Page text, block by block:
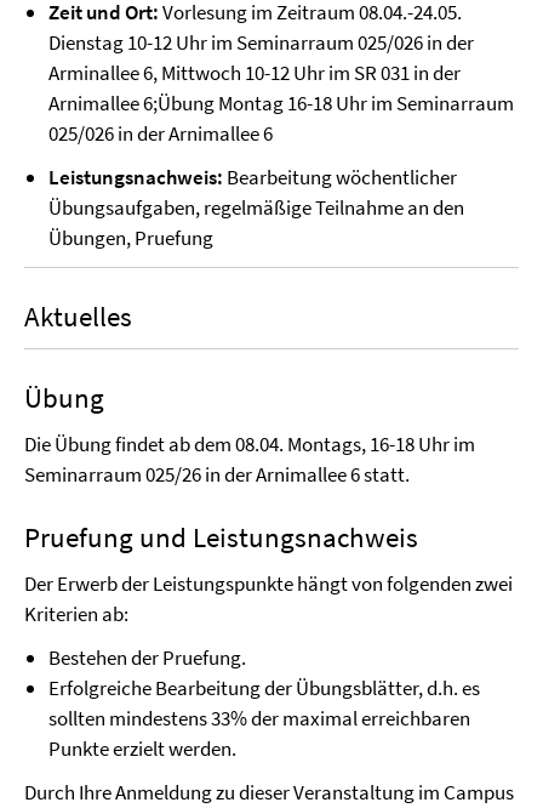
Zeit und Ort:Vorlesung im Zeitraum 08.04.-24.05.
Dienstag 10-12 Uhr im Seminarraum 025/026 in der
Arminallee 6, Mittwoch 10-12 Uhr im SR 031 in der
Arnimallee 6;Übung Montag 16-18 Uhr im Seminarraum
025/026 in der Arnimallee 6
Leistungsnachweis: Bearbeitung wöchentlicher
Übungsaufgaben, regelmäßige Teilnahme an den
Übungen, Pruefung
Aktuelles
Übung
Die Übung findet ab dem 08.04. Montags, 16-18 Uhr im
Seminarraum 025/26 in der Arnimallee 6 statt.
Pruefung und Leistungsnachweis
Der Erwerb der Leistungspunkte hängt von folgenden zwei
Kriterien ab:
Bestehen der Pruefung.
Erfolgreiche Bearbeitung der Übungsblätter, d.h. es
sollten mindestens 33% der maximal erreichbaren
Punkte erzielt werden.
Durch Ihre Anmeldung zu dieser Veranstaltung im Campus